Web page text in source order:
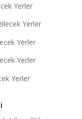
Yerler
Yerler
Yerler
Yerler
Yerler